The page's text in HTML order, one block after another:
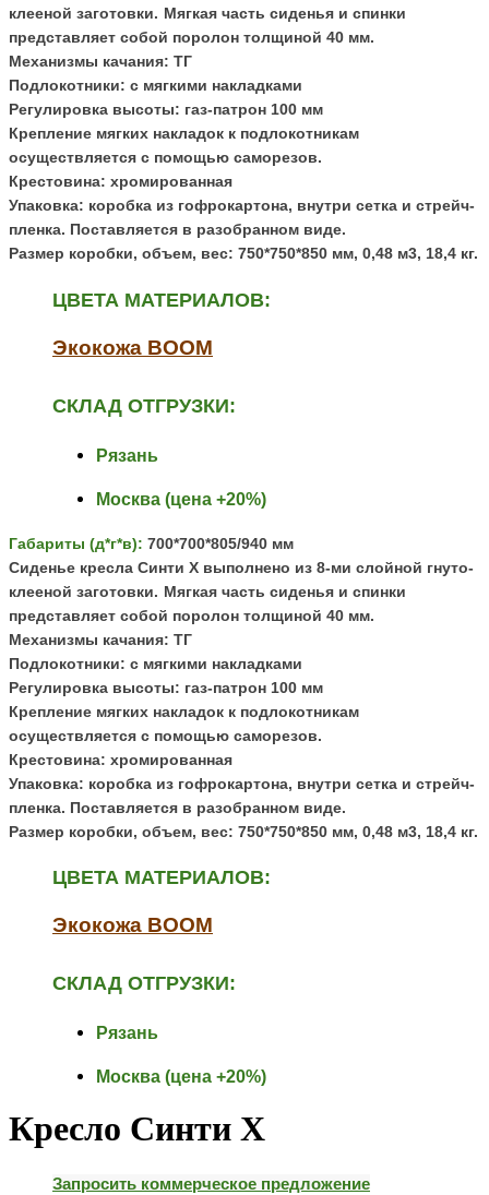
клееной заготовки. Мягкая часть сиденья и спинки
представляет собой поролон толщиной 40 мм.
Механизмы качания: ТГ
Подлокотники: с мягкими накладками
Регулировка высоты: газ-патрон 100 мм
Крепление мягких накладок к подлокотникам
осуществляется с помощью саморезов.
Крестовина: хромированная
Упаковка: коробка из гофрокартона, внутри сетка и стрейч-
пленка. Поставляется в разобранном виде.
Размер коробки, объем, вес: 750*750*850 мм, 0,48 м3, 18,4 кг.
ЦВЕТА МАТЕРИАЛОВ:
Экокожа BOOM
СКЛАД ОТГРУЗКИ:
Рязань
Москва (цена +20%)
Габариты (д*г*в): 700*700*805/940 мм
Сиденье кресла Синти X выполнено из 8-ми слойной гнуто-
клееной заготовки. Мягкая часть сиденья и спинки
представляет собой поролон толщиной 40 мм.
Механизмы качания: ТГ
Подлокотники: с мягкими накладками
Регулировка высоты: газ-патрон 100 мм
Крепление мягких накладок к подлокотникам
осуществляется с помощью саморезов.
Крестовина: хромированная
Упаковка: коробка из гофрокартона, внутри сетка и стрейч-
пленка. Поставляется в разобранном виде.
Размер коробки, объем, вес: 750*750*850 мм, 0,48 м3, 18,4 кг.
ЦВЕТА МАТЕРИАЛОВ:
Экокожа BOOM
СКЛАД ОТГРУЗКИ:
Рязань
Москва (цена +20%)
Кресло Синти X
Запросить коммерческое предложение